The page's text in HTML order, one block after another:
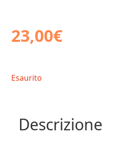
23,00€
Esaurito
Descrizione